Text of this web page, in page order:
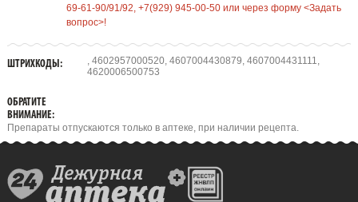
69-61-90/91/92, +7(929) 945-00-50 или через форму <Задать
вопрос>!
ШТРИХКОДЫ:
, 4602957000520, 4607004430879, 4607004431111,
4620006500753
ОБРАТИТЕ
ВНИМАНИЕ:
Препараты отпускаются только в аптеке, при наличии рецепта.